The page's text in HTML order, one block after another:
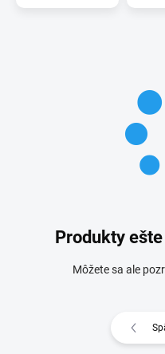
Produkty
Môžete sa ale